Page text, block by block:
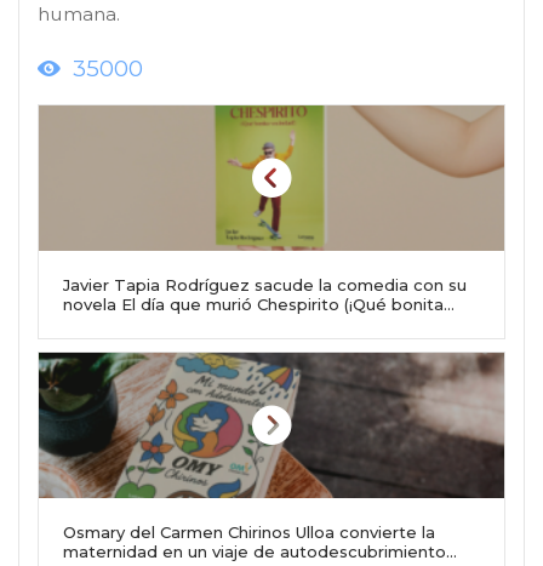
humana.
35000
Javier Tapia Rodríguez sacude la comedia con su
novela El día que murió Chespirito (¡Qué bonita
Osmary del Carmen Chirinos Ulloa convierte la
maternidad en un viaje de autodescubrimiento